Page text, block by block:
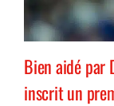
Bien aidé par
inscrit un